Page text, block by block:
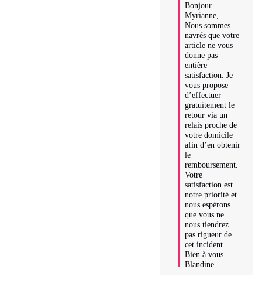
Bonjour
Myrianne,
Nous sommes
navrés que votre
article ne vous
donne pas
entière
satisfaction. Je
vous propose
d’effectuer
gratuitement le
retour via un
relais proche de
votre domicile
afin d’en obtenir
le
remboursement.
Votre
satisfaction est
notre priorité et
nous espérons
que vous ne
nous tiendrez
pas rigueur de
cet incident.
Bien à vous
Blandine.